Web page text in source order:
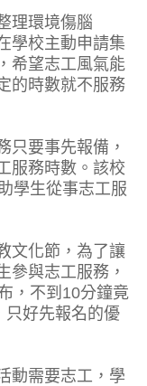
理環境傷腦
學校主動申請集
希望志工風氣能
的時數就不服務
只要事先報備，
服務時數。該校
學生從事志工服
文化節，為了讓
參與志工服務，
，不到10分鐘竟
只好先報名的優
動需要志工，學